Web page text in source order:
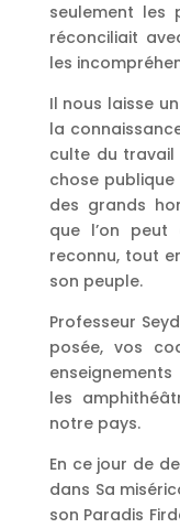
seulement les
réconciliait
les
Il nous laisse
la
culte du
chose
des grands
que l’on peut
reconnu, tout
son peuple.
Professeur
posée, vos
les
notre pays.
En ce jour de
dans Sa
son Paradis